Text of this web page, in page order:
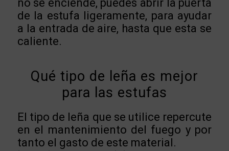
no se enciende, puedes abrir la puerta
de la estufa ligeramente, para ayudar
a la entrada de aire, hasta que esta se
caliente.
Qué tipo de leña es mejor
para las estufas
El tipo de leña que se utilice repercute
en el mantenimiento del fuego y por
tanto el gasto de este material.